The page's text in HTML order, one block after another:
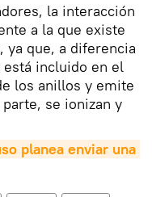
la interacción
a la que existe
ya que, a diferencia
incluido en el
los anillos y emite
se ionizan y
planea enviar una